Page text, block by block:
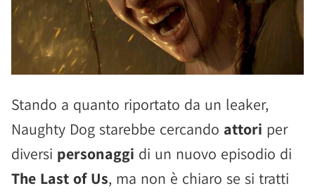
Stando a quanto riportato da un leaker,
Naughty Dog starebbe cercando attori per
diversi personaggi di un nuovo episodio di
The Last of Us, ma non è chiaro se si tratti